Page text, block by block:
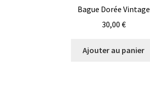
Bague Dorée Vintage
30,00 €
Ajouter au panier